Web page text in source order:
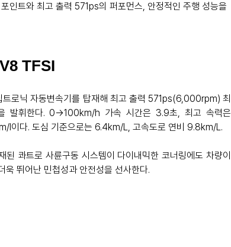
인트와 최고 출력 571ps의 퍼포먼스, 안정적인 주행 성능을
TFSI
로닉 자동변속기를 탑재해 최고 출력 571ps(6,000rpm) 최
발휘한다. 0→100km/h 가속 시간은 3.9초, 최고 속력은
l이다. 도심 기준으로는 6.4km/L, 고속도로 연비 9.8km/L.
콰트로 사륜구동 시스템이 다이내믹한 코너링에도 차량이
욱 뛰어난 민첩성과 안전성을 선사한다.